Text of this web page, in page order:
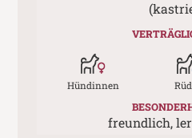
Hündinnen
freundlich,